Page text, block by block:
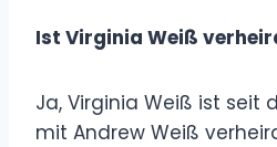
Ist Virginia Weiß
Ja, Virginia Weiß ist seit
mit Andrew Weiß